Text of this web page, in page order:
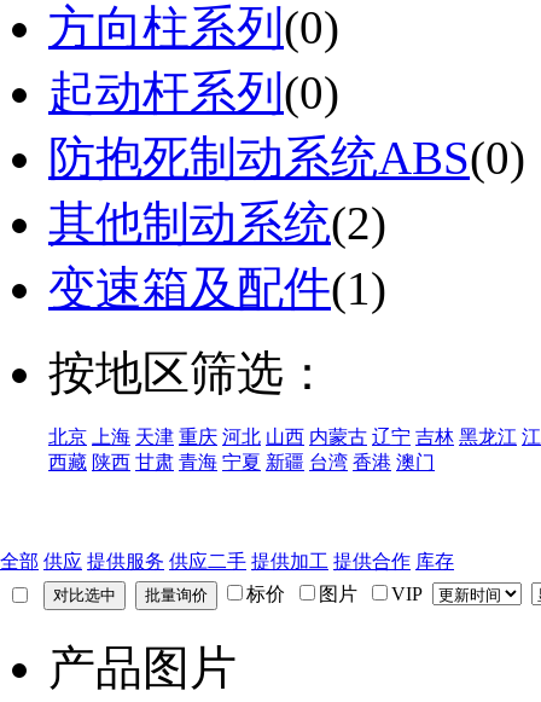
方向柱系列 (0)
起动杆系列 (0)
防抱死制动系统ABS(0)
其他制动系统(2)
变速箱及配件(1)
按地区筛选：
北京 上海 天津 重庆 河北 山西 内蒙古 辽宁 吉林 黑龙江
西藏 陕西 甘肃 青海 宁夏 新疆 台湾 香港 澳门
全部 供应 提供服务 供应二手 提供加工 提供合作 库存
标价
图片 VIP
产品图片